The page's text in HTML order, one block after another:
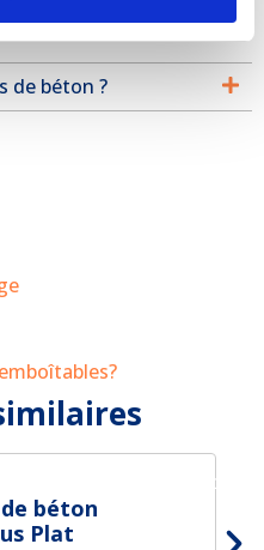
calculs statiques
de béton ?
béton
Plat